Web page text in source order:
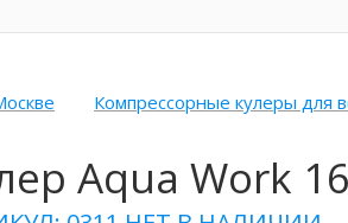
Компрессорные кулеры для
Aqua Work